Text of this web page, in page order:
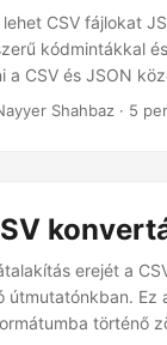
CSV fájlokat
kódmintákkal
a CSV és JSON
Shahbaz · 5
erejét a
útmutatónkban.
történő